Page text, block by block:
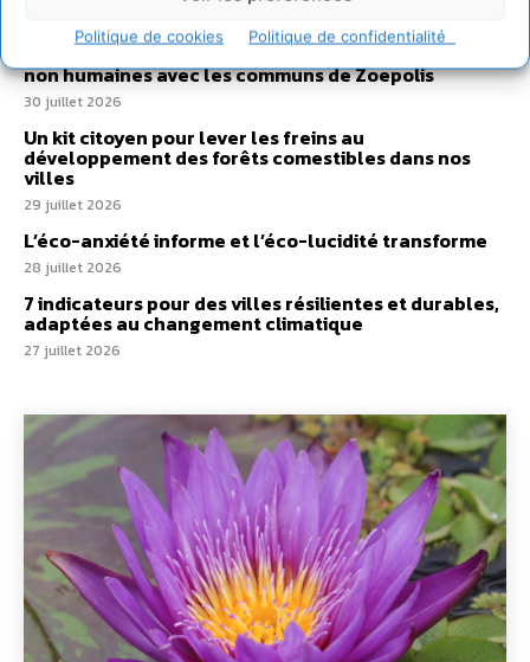
Politique de cookies Politique de confidentialité
Développer notre attention aux espèces vivantes
non humaines avec les communs de Zoepolis
30 juillet 2026
Un kit citoyen pour lever les freins au
développement des forêts comestibles dans nos
villes
29 juillet 2026
L’éco-anxiété informe et l’éco-lucidité transforme
28 juillet 2026
7 indicateurs pour des villes résilientes et durables,
adaptées au changement climatique
27 juillet 2026